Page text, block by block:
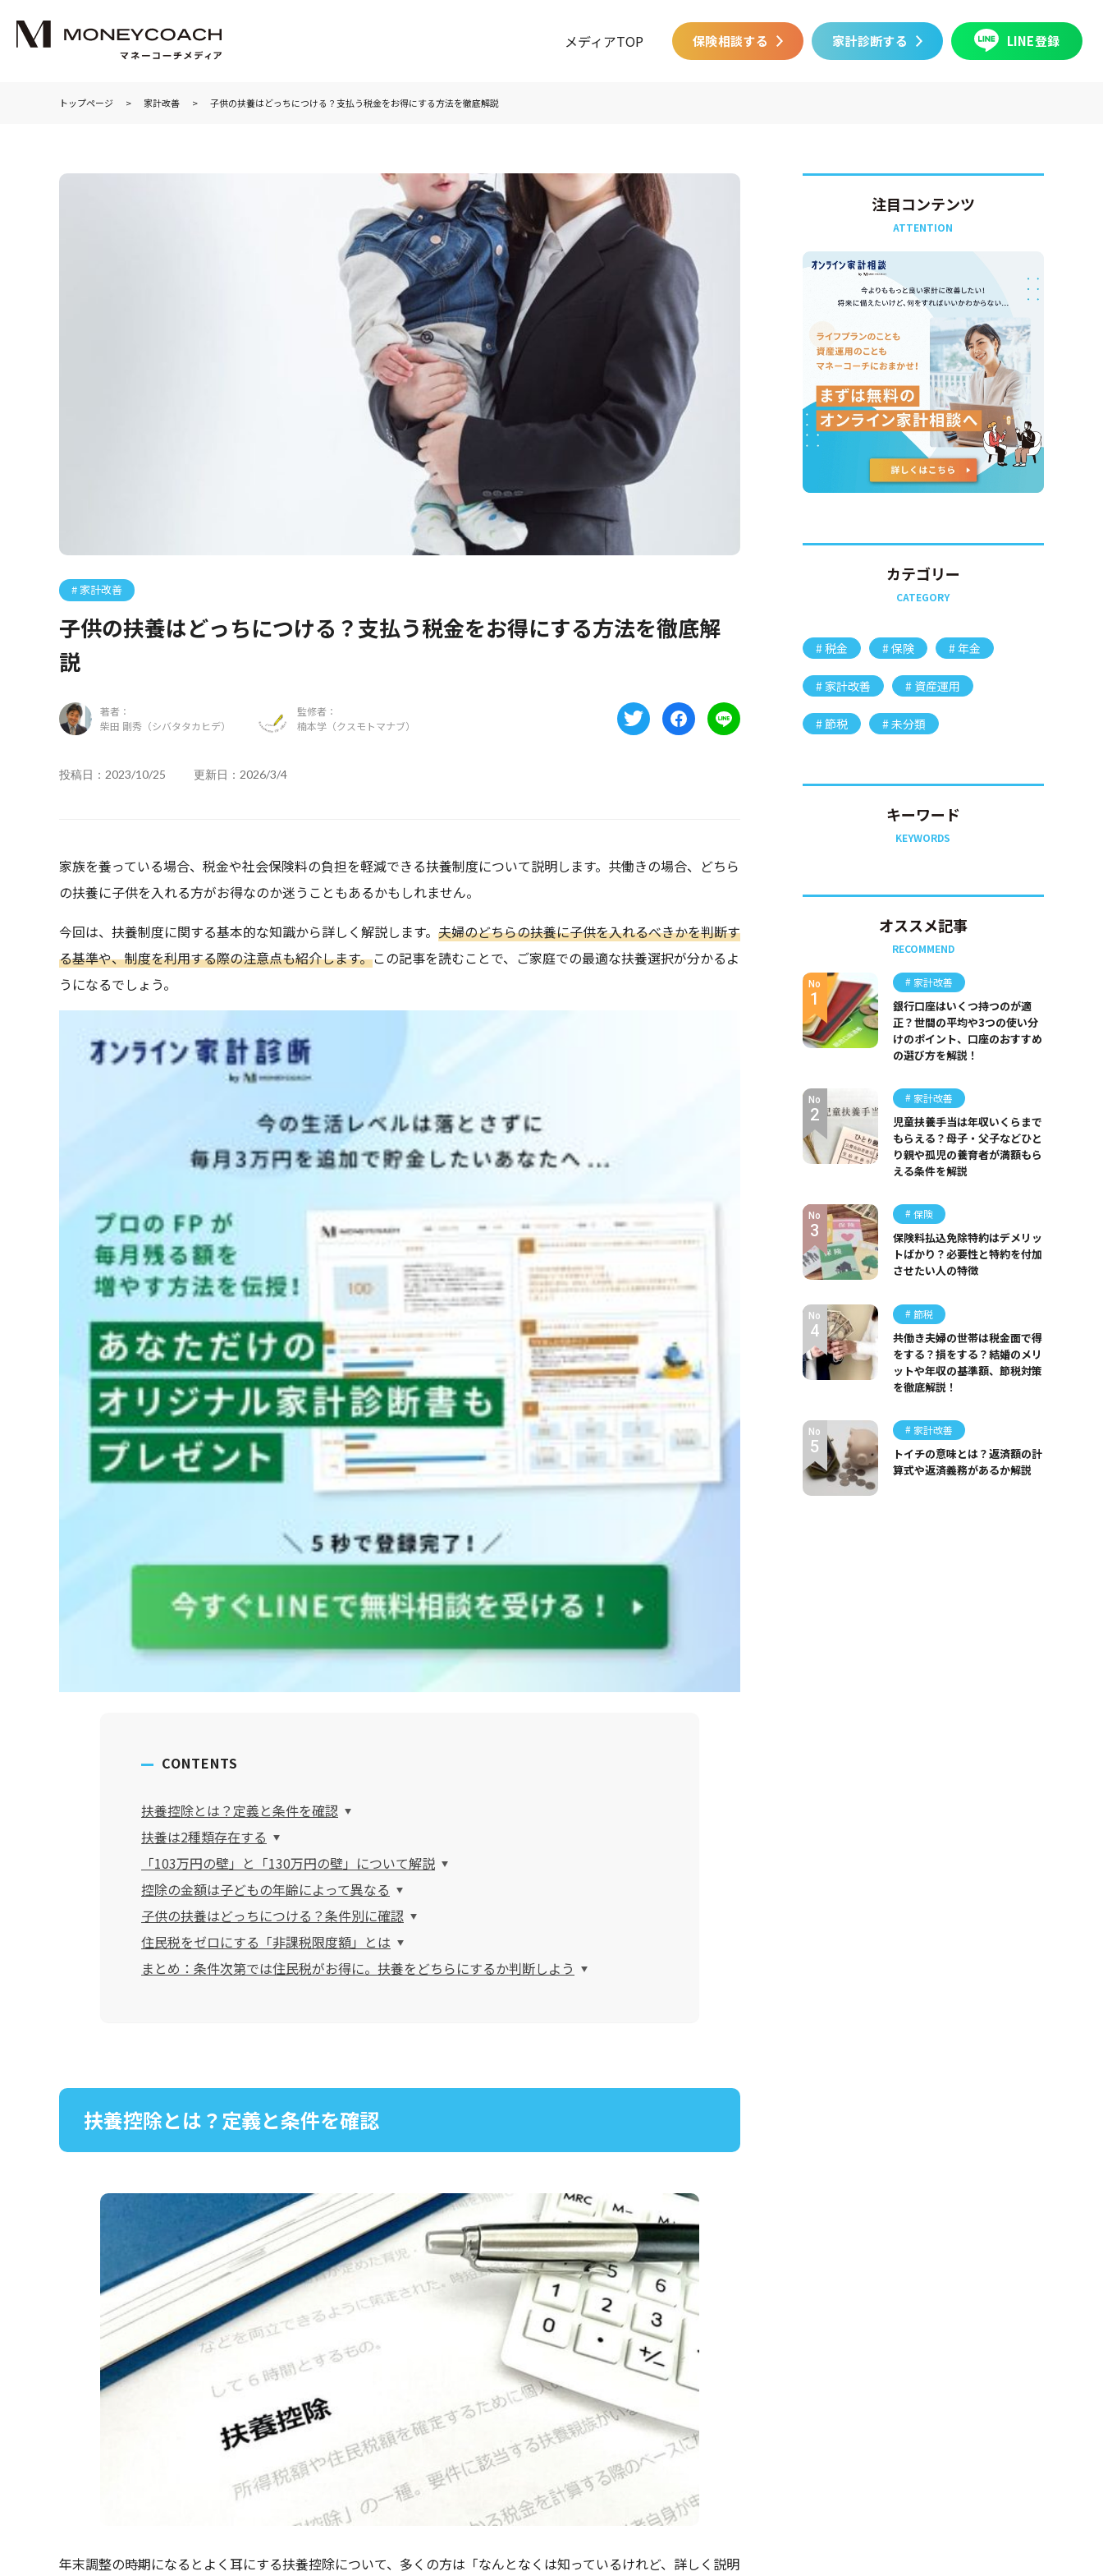
メディアTOP 保険相談する 家計診断する LINE登録
トップページ 家計改善 子供の扶養はどっちにつける？支払う税金をお得にする方法を徹底解説
家計改善
子供の扶養はどっちにつける？支払う税金をお得にする方法を徹底解
説
著者：
柴田 剛秀（シバタタカヒデ）
監修者：
楠本学（クスモトマナブ）
投稿日：2023/10/25 更新日：2026/3/4
家族を養っている場合、税金や社会保険料の負担を軽減できる扶養制度について説明します。共働きの場合、どちら
の扶養に子供を入れる方がお得なのか迷うこともあるかもしれません。
今回は、扶養制度に関する基本的な知識から詳しく解説します。 夫婦のどちらの扶養に子供を入れるべきかを判断す
る基準や、制度を利用する際の注意点も紹介します。この記事を読むことで、ご家庭での最適な扶養選択が分かるよ
うになるでしょう。
CONTENTS
扶養控除とは？定義と条件を確認
扶養は2種類存在する
「103万円の壁」と「130万円の壁」について解説
控除の金額は子どもの年齢によって異なる
子供の扶養はどっちにつける？条件別に確認
住民税をゼロにする「非課税限度額」とは
まとめ：条件次第では住民税がお得に。扶養をどちらにするか判断しよう
扶養控除とは？定義と条件を確認
年末調整の時期になるとよく耳にする扶養控除について、多くの方は「なんとなくは知っているけれど、詳しく説明
注目コンテンツ
ATTENTION
カテゴリー
CATEGORY
税金 保険 年金
家計改善 資産運用
節税 未分類
キーワード
KEYWORDS
オススメ記事
RECOMMEND
No 家計改善
銀行口座はいくつ持つのが適
正？世間の平均や3つの使い分
けのポイント、口座のおすすめ
の選び方を解説！
No 家計改善
児童扶養手当は年収いくらまで
もらえる？母子・父子などひと
り親や孤児の養育者が満額もら
える条件を解説
No 保険
保険料払込免除特約はデメリッ
トばかり？必要性と特約を付加
させたい人の特徴
No 節税
共働き夫婦の世帯は税金面で得
をする？損をする？結婚のメリ
ットや年収の基準額、節税対策
を徹底解説！
No 家計改善
トイチの意味とは？返済額の計
算式や返済義務があるか解説